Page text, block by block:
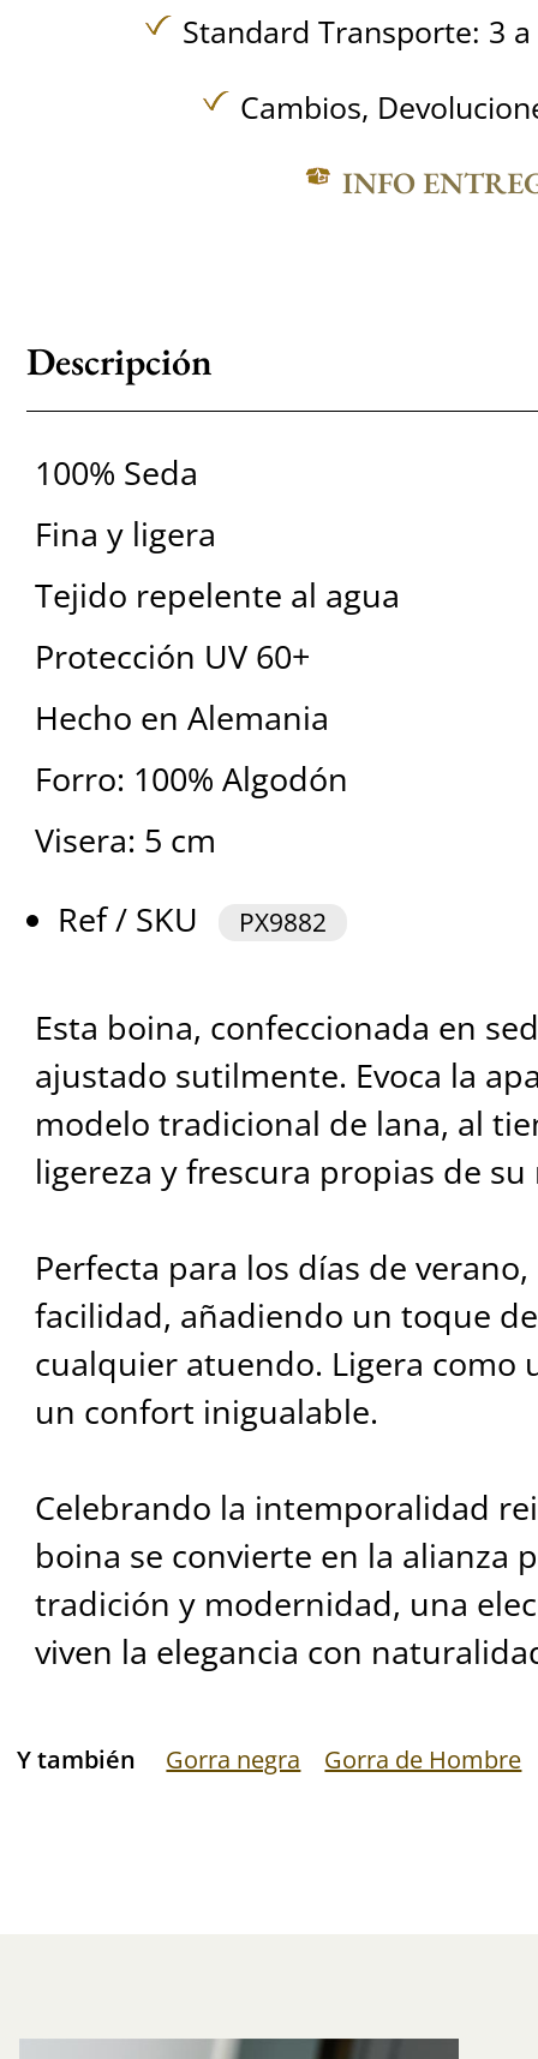
Standard Transporte: 3
Cambios,
INFO
Descripción
100% Seda
Fina y ligera
Tejido repelente al agua
Protección UV 60+
Hecho en Alemania
Forro: 100% Algodón
Visera: 5 cm
Ref / SKU
PX9882
Esta boina, confeccionada en
ajustado sutilmente. Evoca la
modelo tradicional de lana, al
ligereza y frescura propias de
Perfecta para los días de
facilidad, añadiendo un toque
cualquier atuendo. Ligera como
un confort inigualable.
Celebrando la intemporalidad
boina se convierte en la alianza
tradición y modernidad, una
viven la elegancia con
Y también Gorra negra Gorra de Hombre